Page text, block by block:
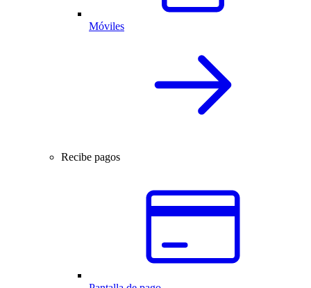
Móviles
Recibe pagos